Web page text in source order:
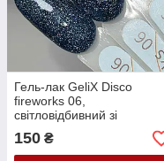
Гель-лак GeliX Disco
fireworks 06,
світловідбивний зі
шматочками битого скла
150 ₴